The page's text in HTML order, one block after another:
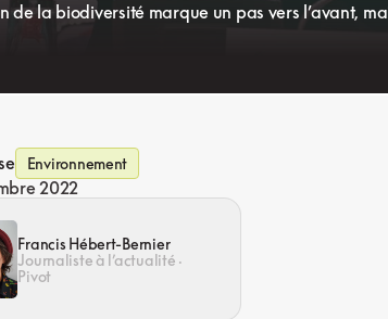
de la biodiversité marque un pas vers l’avant,
Environnement
2022
Francis Hébert-Bernier
Journaliste à l’actualité ·
Pivot